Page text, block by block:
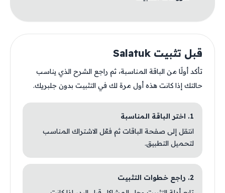
قبل تثبيت Salatuk
تأكد أولًا من الباقة المناسبة، ثم راجع الشرح الذي يناسب
حالتك إذا كانت هذه أول مرة لك في التثبيت بدون جلبريك.
1. اختر الباقة المناسبة
انتقل إلى صفحة الباقات ثم فعّل الاشتراك المناسب
لتحميل التطبيق.
2. راجع خطوات التثبيت